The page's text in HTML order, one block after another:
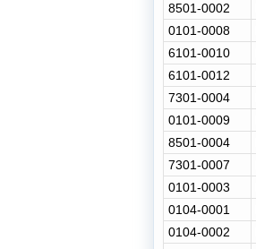
8501-0002
0101-0008
6101-0010
6101-0012
7301-0004
0101-0009
8501-0004
7301-0007
0101-0003
0104-0001
0104-0002